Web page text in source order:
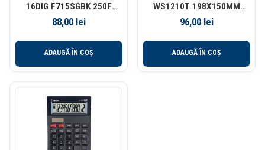
16DIG F715SGBK 250F
CANON
88,00 lei
ADAUGĂ ÎN COȘ
WS1210T 198X150MM
CANON
96,00 lei
ADAUGĂ ÎN COȘ